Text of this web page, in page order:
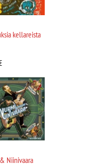
kellareista
Niinivaara